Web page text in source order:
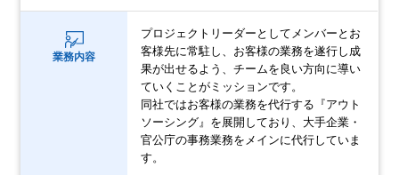
業務内容
プロジェクトリーダーとしてメンバーとお
客様先に常駐し、お客様の業務を遂行し成
果が出せるよう、チームを良い方向に導い
ていくことがミッションです。
同社ではお客様の業務を代行する『アウト
ソーシング』を展開しており、大手企業・
官公庁の事務業務をメインに代行していま
す。